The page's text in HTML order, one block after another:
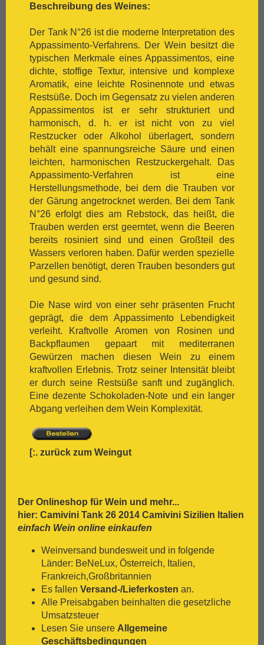
[:. Riesling
[:. Rote Malvasia
[:. Samtrot
[:. Sancerre
[:. Sangiovese
[:. Sauvignon Blanc
[:. Scheurebe
[:. Sémillon
[:. Shiraz
[:. Silvaner
[:. Spätburgunder
Syrah
[:. Tempranillo
[:. Traminer
[:. Trebbiano
[:. Trepat
[:. Trollinger
[:. Verdejo
[:. Verdicchio
[:. Vermentino
[:. Vernaccia
[:. Viognier
[:. Viura
[:. Weißburgunder
[:. weißer Burgunder
[:. Xarelo
[:. Zinfandel
[:. Zweigelt
Beschreibung des Weines:
Der Tank N°26 ist die moderne Interpretation des
Appassimento-Verfahrens. Der Wein besitzt die
typischen Merkmale eines Appassimentos, eine
dichte, stoffige Textur, intensive und komplexe
Aromatik, eine leichte Rosinennote und etwas
Restsüße. Doch im Gegensatz zu vielen anderen
Appassimentos ist er sehr strukturiert und
harmonisch, d. h. er ist nicht von zu viel
Restzucker oder Alkohol überlagert, sondern
behält eine spannungsreiche Säure und einen
leichten, harmonischen Restzuckergehalt. Das
Appassimento-Verfahren ist eine
Herstellungsmethode, bei dem die Trauben vor
der Gärung angetrocknet werden. Bei dem Tank
N°26 erfolgt dies am Rebstock, das heißt, die
Trauben werden erst geerntet, wenn die Beeren
bereits rosiniert sind und einen Großteil des
Wassers verloren haben. Dafür werden spezielle
Parzellen benötigt, deren Trauben besonders gut
und gesund sind.
Die Nase wird von einer sehr präsenten Frucht
geprägt, die dem Appassimento Lebendigkeit
verleiht. Kraftvolle Aromen von Rosinen und
Backpflaumen gepaart mit mediterranen
Gewürzen machen diesen Wein zu einem
kraftvollen Erlebnis. Trotz seiner Intensität bleibt
er durch seine Restsüße sanft und zugänglich.
Eine dezente Schokoladen-Note und ein langer
Abgang verleihen dem Wein Komplexität.
[:. zurück zum Weingut
Der Onlineshop für Wein und mehr...
hier: Camivini Tank 26 2014 Camivini Sizilien Italien
einfach Wein online einkaufen
Weinversand bundesweit und in folgende
Länder: BeNeLux, Österreich, Italien,
Frankreich,Großbritannien
Es fallen Versand-/Lieferkosten an.
Alle Preisabgaben beinhalten die gesetzliche
Umsatzsteuer
Lesen Sie unsere Allgemeine
Geschäftsbedingungen